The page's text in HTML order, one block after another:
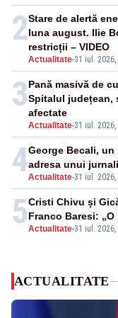
2
Actualitate-31 iul. 2026,
Stare de alertă
luna august. Ilie
restricții – VIDEO
3
Actualitate-31 iul. 2026,
Pană masivă de
Spitalul județean,
afectate
4Actualitate-31 iul. 2026,
George Becali,
adresa unui
5Actualitate-31 iul. 2026,
Cristi Chivu și
Franco Baresi:
ACTUALITATE